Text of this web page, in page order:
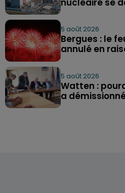
5 août 2026
Bergues : le
annulé en
5 août 2026
Watten :
a